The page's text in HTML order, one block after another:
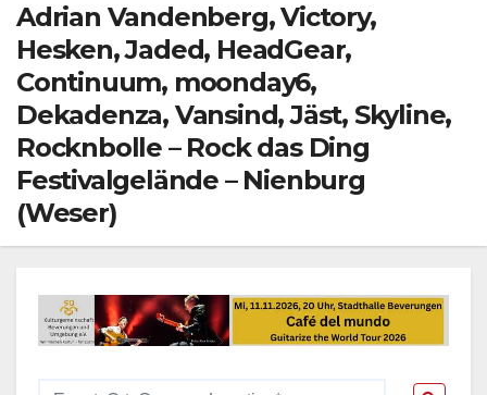
Adrian Vandenberg, Victory,
Hesken, Jaded, HeadGear,
Continuum, moonday6,
Dekadenza, Vansind, Jäst, Skyline,
Rocknbolle – Rock das Ding
Festivalgelände – Nienburg
(Weser)